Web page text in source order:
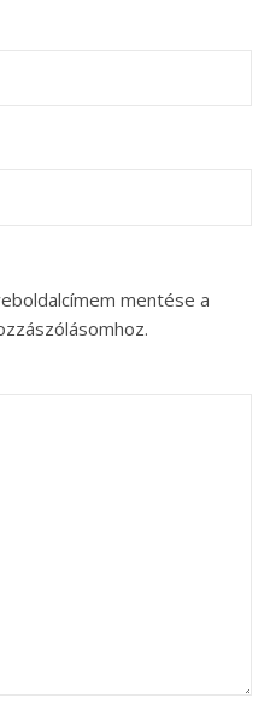
mentése a